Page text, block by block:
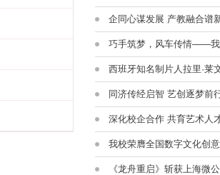
企同心谋发展 产教融合
巧手筑梦，风车传情——我
西班牙知名制片人拉里·莱
同济传经启智 艺创逐梦
深化校企合作 共育艺术
我校荣膺全国数字文化创
《龙舟重启》斩获上海微